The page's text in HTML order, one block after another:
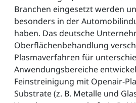
Branchen eingesetzt werden
besonders in der
haben. Das deutsche
Oberflächenbehandlung
Plasmaverfahren für
Anwendungsbereiche
Feinstreinigung mit Openair-
Substrate (z. B. Metalle und